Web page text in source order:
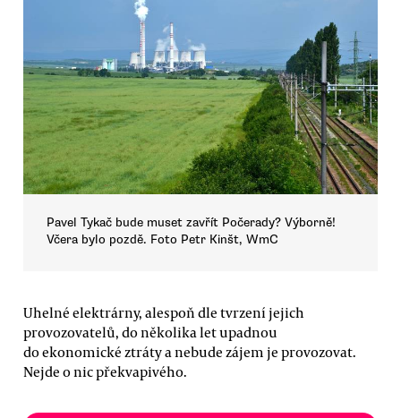
Pavel Tykač bude muset zavřít Počerady? Výborně!
Včera bylo pozdě. Foto Petr Kinšt, WmC
Uhelné elektrárny, alespoň dle tvrzení jejich
provozovatelů, do několika let upadnou
do ekonomické ztráty a nebude zájem je provozovat.
Nejde o nic překvapivého.